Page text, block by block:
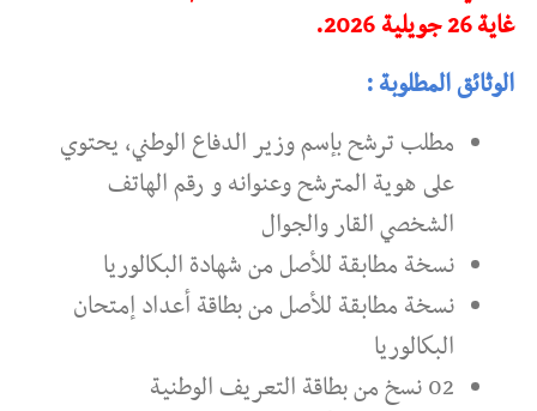
غاية 26 جويلية 2026.
الوثائق المطلوبة :
مطلب ترشح بإسم وزير الدفاع الوطني، يحتوي
على هوية المترشح وعنوانه و رقم الهاتف
الشخصي القار والجوال
نسخة مطابقة للأصل من شهادة البكالوريا
نسخة مطابقة للأصل من بطاقة أعداد إمتحان
البكالوريا
02 نسخ من بطاقة التعريف الوطنية